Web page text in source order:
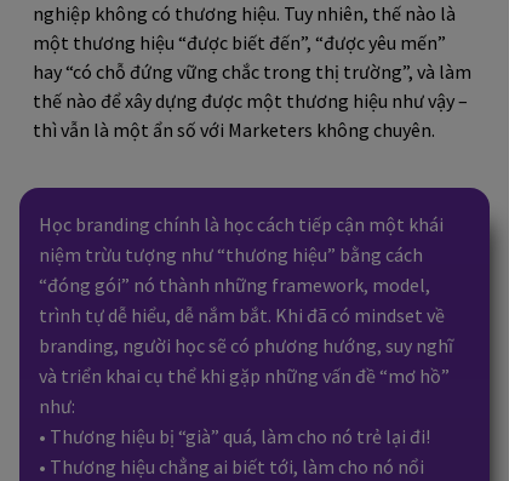
nghiệp không có thương hiệu. Tuy nhiên, thế nào là
một thương hiệu “được biết đến”, “được yêu mến”
hay “có chỗ đứng vững chắc trong thị trường”, và làm
thế nào để xây dựng được một thương hiệu như vậy –
thì vẫn là một ẩn số với Marketers không chuyên.
Học branding chính là học cách tiếp cận một khái
niệm trừu tượng như “thương hiệu” bằng cách
“đóng gói” nó thành những framework, model,
trình tự dễ hiểu, dễ nắm bắt. Khi đã có mindset về
branding, người học sẽ có phương hướng, suy nghĩ
và triển khai cụ thể khi gặp những vấn đề “mơ hồ”
như:
• Thương hiệu bị “già” quá, làm cho nó trẻ lại đi!
• Thương hiệu chẳng ai biết tới, làm cho nó nổi